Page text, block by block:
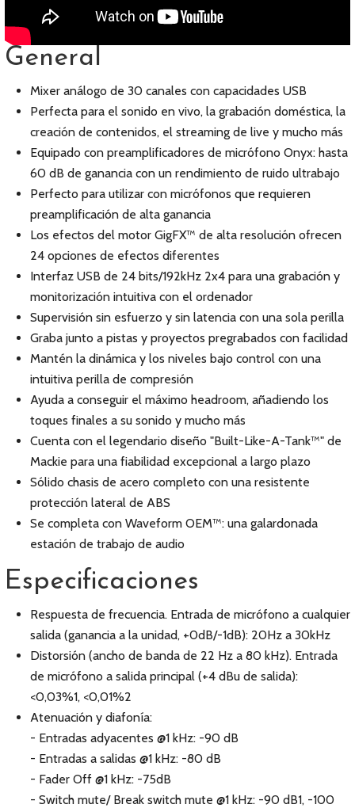
General
Mixer análogo de 30 canales con capacidades USB
Perfecta para el sonido en vivo, la grabación doméstica, la
creación de contenidos, el streaming de live y mucho más
Equipado con preamplificadores de micrófono Onyx: hasta
60 dB de ganancia con un rendimiento de ruido ultrabajo
Perfecto para utilizar con micrófonos que requieren
preamplificación de alta ganancia
Los efectos del motor GigFX™ de alta resolución ofrecen
24 opciones de efectos diferentes
Interfaz USB de 24 bits/192kHz 2x4 para una grabación y
monitorización intuitiva con el ordenador
Supervisión sin esfuerzo y sin latencia con una sola perilla
Graba junto a pistas y proyectos pregrabados con facilidad
Mantén la dinámica y los niveles bajo control con una
intuitiva perilla de compresión
Ayuda a conseguir el máximo headroom, añadiendo los
toques finales a su sonido y mucho más
Cuenta con el legendario diseño "Built-Like-A-Tank™" de
Mackie para una fiabilidad excepcional a largo plazo
Sólido chasis de acero completo con una resistente
protección lateral de ABS
Se completa con Waveform OEM™: una galardonada
estación de trabajo de audio
Especificaciones
Respuesta de frecuencia. Entrada de micrófono a cualquier
salida (ganancia a la unidad, +0dB/-1dB): 20Hz a 30kHz
Distorsión (ancho de banda de 22 Hz a 80 kHz). Entrada
de micrófono a salida principal (+4 dBu de salida):
<0,03%1, <0,01%2
Atenuación y diafonía:
- Entradas adyacentes @1 kHz: -90 dB
- Entradas a salidas @1 kHz: -80 dB
- Fader Off @1 kHz: -75dB
- Switch mute/ Break switch mute @1 kHz: -90 dB1, -100